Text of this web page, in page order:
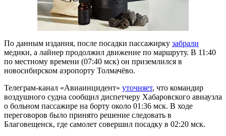
По данным издания, после посадки пассажирку забрали
медики, а лайнер продолжил движение по маршруту. В 11:40
по местному времени (07:40 мск) он приземлился в
новосибирском аэропорту Толмачёво.
Телеграм-канал «Авиаинцидент» уточняет, что командир
воздушного судна сообщил диспетчеру Хабаровского авиаузла
о больном пассажире на борту около 01:36 мск. В ходе
переговоров было принято решение следовать в
Благовещенск, где самолет совершил посадку в 02:20 мск.